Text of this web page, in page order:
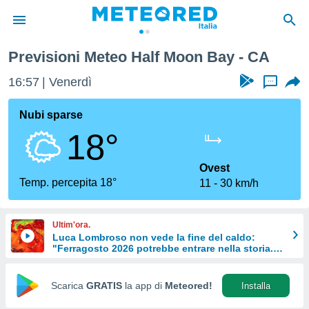
di
per
le
di
Web
Previsioni Meteo Half Moon Bay - CA
16:57 Venerdì ...
Nubi sparse
18°
Temp. percepita 18°
Ovest
11
30 km/h
Ultim'ora.
Luca Lombroso non vede la fine del caldo:
"Ferragosto 2026 potrebbe entrare nella storia.
Scarica GRATIS la app di Meteored! Installa